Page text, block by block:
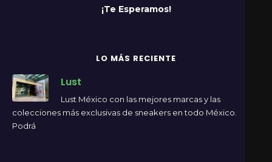
¡Te Esperamos!
LO MÁS RECIENTE
Lust
Lust México con las mejores marcas y las
colecciones más exclusivas de sneakers en todo México.
Podrá